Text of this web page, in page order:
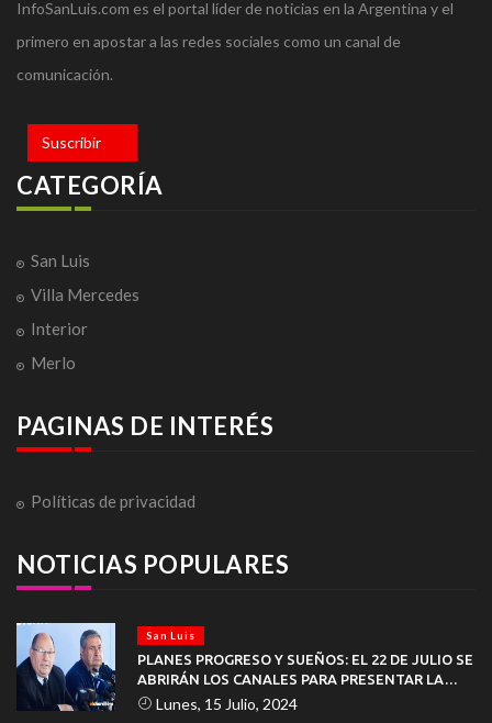
InfoSanLuis.com es el portal líder de noticias en la Argentina y el
primero en apostar a las redes sociales como un canal de
comunicación.
Suscribir
CATEGORÍA
San Luis
Villa Mercedes
Interior
Merlo
PAGINAS DE INTERÉS
Políticas de privacidad
NOTICIAS POPULARES
San Luis
PLANES PROGRESO Y SUEÑOS: EL 22 DE JULIO SE
ABRIRÁN LOS CANALES PARA PRESENTAR LA
DOCUMENTACIÓN
Lunes, 15 Julio, 2024